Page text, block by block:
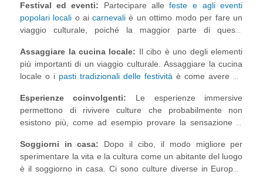
che si sta cercando.
Festival ed eventi: Partecipare allefeste e agli eventi
popolari locali o aicarnevaliè un ottimo modo per fare un
viaggio culturale, poiché la maggior parte di queste
Assaggiare la cucina locale: Il cibo è uno degli elementi
più importanti di un viaggio culturale. Assaggiare la cucina
locale o i pasti tradizionali delle festività è come avere un
Esperienze coinvolgenti: Le esperienze immersive
permettono di rivivere culture che probabilmente non
esistono più, come ad esempio provare la sensazione di
Castello di Predjama
o godere della cultura locale con i
soggiorni nei vigneti in Slovenia.
Soggiorni in casa: Dopo il cibo, il modo migliore per
sperimentare la vita e la cultura come un abitante del luogo
è il soggiorno in casa. Ci sono culture diverse in Europa?